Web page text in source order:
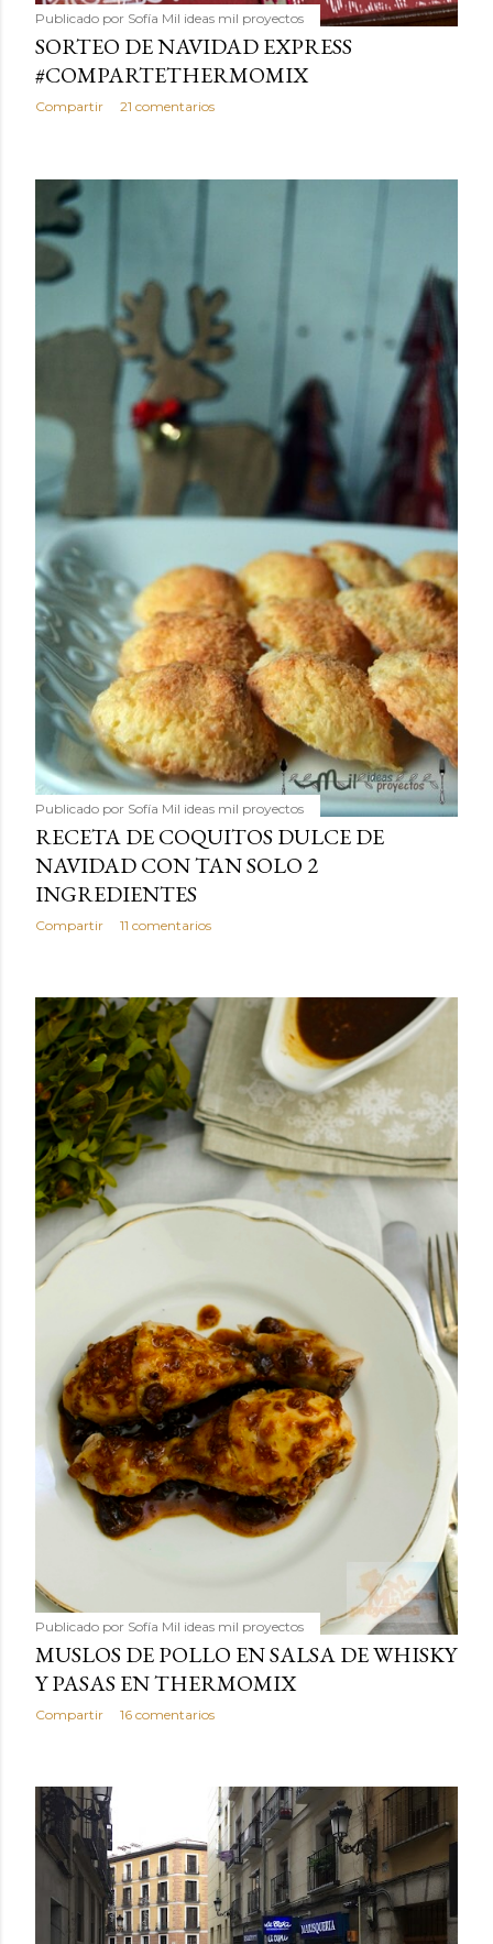
Publicado por Sofía Mil ideas mil proyectos
SORTEO DE NAVIDAD EXPRESS
#COMPARTETHERMOMIX
Compartir 21 comentarios
Publicado por Sofía Mil ideas mil proyectos
RECETA DE COQUITOS DULCE DE
NAVIDAD CON TAN SOLO 2
INGREDIENTES
Compartir 11 comentarios
Publicado por Sofía Mil ideas mil proyectos
MUSLOS DE POLLO EN SALSA DE WHISKY
Y PASAS EN THERMOMIX
Compartir 16 comentarios